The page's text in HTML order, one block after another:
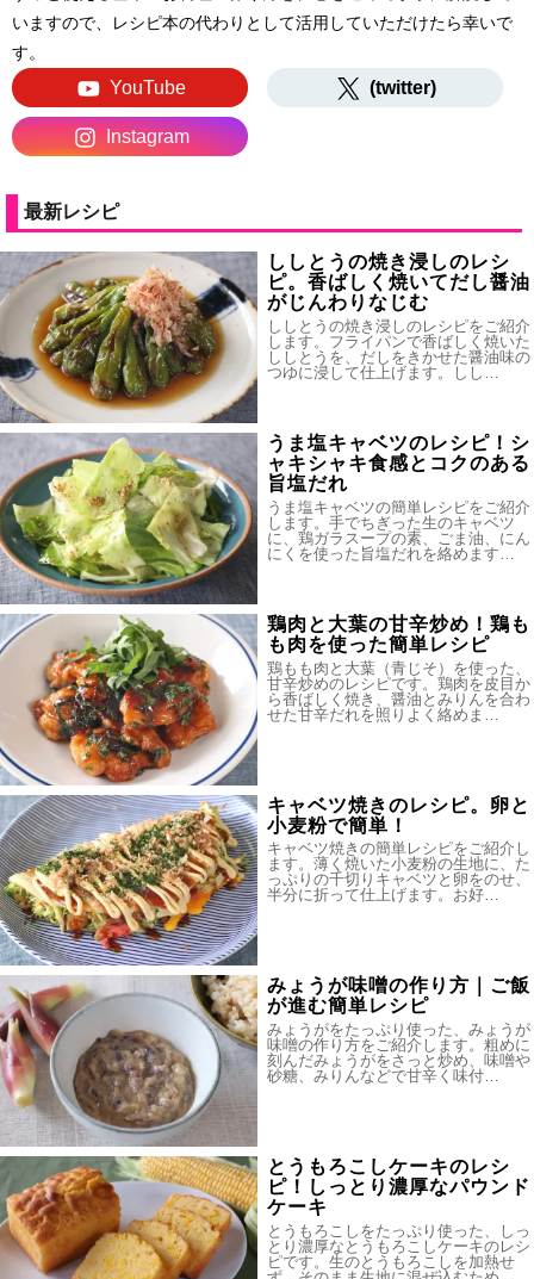
いますので、レシピ本の代わりとして活用していただけたら幸いで
す。
YouTube (twitter)
Instagram
最新レシピ
ししとうの焼き浸しのレシ
ピ。香ばしく焼いてだし醤油
がじんわりなじむ
ししとうの焼き浸しのレシピをご紹介
します。フライパンで香ばしく焼いた
ししとうを、だしをきかせた醤油味の
つゆに浸して仕上げます。しし…
うま塩キャベツのレシピ！シ
ャキシャキ食感とコクのある
旨塩だれ
うま塩キャベツの簡単レシピをご紹介
します。手でちぎった生のキャベツ
に、鶏ガラスープの素、ごま油、にん
にくを使った旨塩だれを絡めます…
鶏肉と大葉の甘辛炒め！鶏も
も肉を使った簡単レシピ
鶏もも肉と大葉（青じそ）を使った、
甘辛炒めのレシピです。鶏肉を皮目か
ら香ばしく焼き、醤油とみりんを合わ
せた甘辛だれを照りよく絡めま…
キャベツ焼きのレシピ。卵と
小麦粉で簡単！
キャベツ焼きの簡単レシピをご紹介し
ます。薄く焼いた小麦粉の生地に、た
っぷりの千切りキャベツと卵をのせ、
半分に折って仕上げます。お好…
みょうが味噌の作り方｜ご飯
が進む簡単レシピ
みょうがをたっぷり使った、みょうが
味噌の作り方をご紹介します。粗めに
刻んだみょうがをさっと炒め、味噌や
砂糖、みりんなどで甘辛く味付…
とうもろこしケーキのレシ
ピ！しっとり濃厚なパウンド
ケーキ
とうもろこしをたっぷり使った、しっ
とり濃厚なとうもろこしケーキのレシ
ピです。生のとうもろこしを加熱せ